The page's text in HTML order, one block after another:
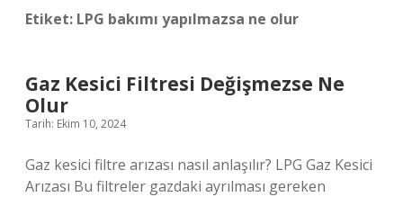
Etiket: LPG bakımı yapılmazsa ne olur
Gaz Kesici Filtresi Değişmezse Ne
Olur
Tarih: Ekim 10, 2024
Gaz kesici filtre arızası nasıl anlaşılır? LPG Gaz Kesici
Arızası Bu filtreler gazdaki ayrılması gereken